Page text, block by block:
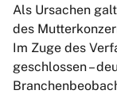
Als Ursachen
des
Im Zuge des
geschlossen –